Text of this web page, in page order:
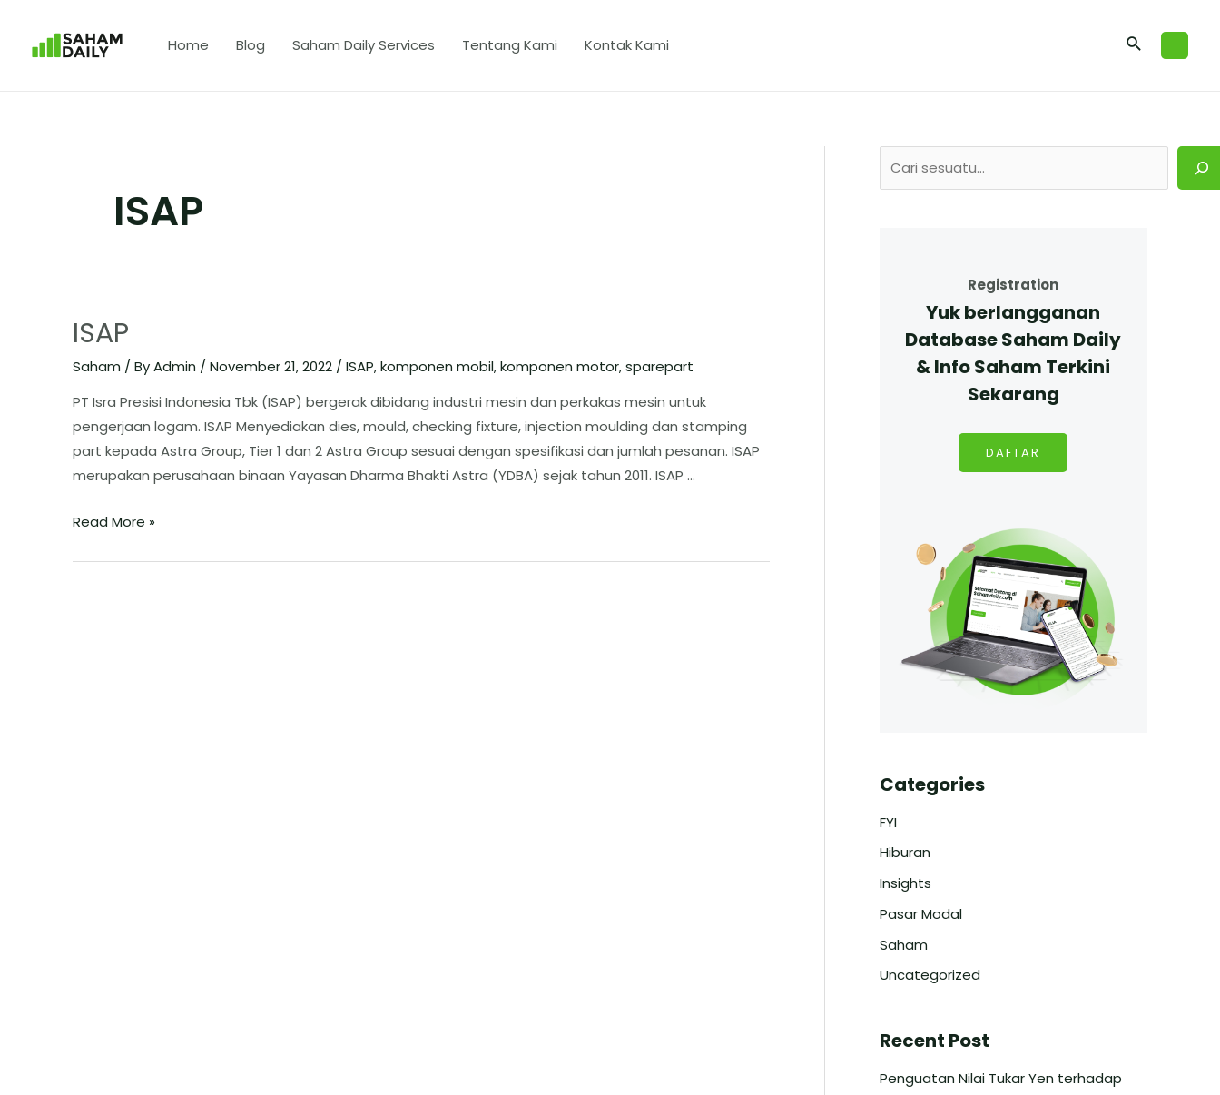
Home Blog Saham Daily Services Tentang Kami Kontak Kami
ISAP
ISAP
Saham / ByAdmin /November 21, 2022 /ISAP,komponen mobil,komponen motor,sparepart
PT Isra Presisi Indonesia Tbk (ISAP) bergerak dibidang industri mesin dan perkakas mesin untuk
pengerjaan logam. ISAP Menyediakan dies, mould, checking fixture, injection moulding dan stamping
part kepada Astra Group, Tier 1 dan 2 Astra Group sesuai dengan spesifikasi dan jumlah pesanan. ISAP
merupakan perusahaan binaan Yayasan Dharma Bhakti Astra (YDBA) sejak tahun 2011. ISAP …
Read More »
Registration
Yuk berlangganan
Database Saham Daily
& Info Saham Terkini
Sekarang
DAFTAR
Categories
FYI
Hiburan
Insights
Pasar Modal
Saham
Uncategorized
Recent Post
Penguatan Nilai Tukar Yen terhadap